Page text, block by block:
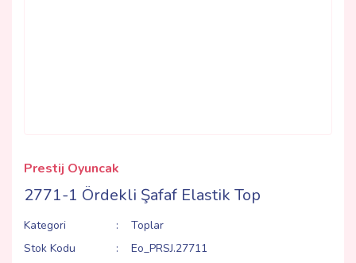
Prestij Oyuncak
2771-1 Ördekli Şafaf Elastik Top
Kategori
Toplar
Stok Kodu
Eo_PRSJ.27711